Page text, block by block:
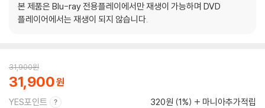
본 제품은 Blu-ray 전용플레이에서만 재생이 가능하며 DVD
플레이어에서는 재생이 되지 않습니다.
31,900원
31,900
YES포인트 320원 (1%) 마니아추가적립